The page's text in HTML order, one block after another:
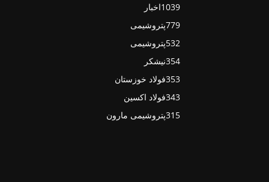
اخبار1039
پتروشیمی779
پتروشیمی532
نیشکر354
فولاد خوزستان353
فولاد اکسین343
پتروشیمی مارون315